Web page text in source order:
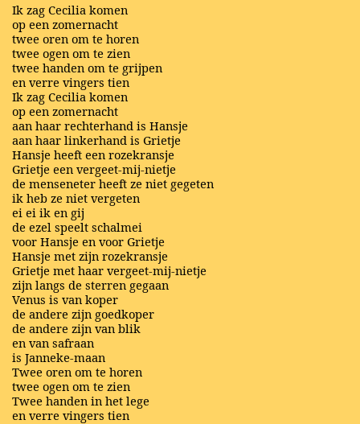
Ik zag Cecilia komen
op een zomernacht
twee oren om te horen
twee ogen om te zien
twee handen om te grijpen
en verre vingers tien
Ik zag Cecilia komen
op een zomernacht
aan haar rechterhand is Hansje
aan haar linkerhand is Grietje
Hansje heeft een rozekransje
Grietje een vergeet-mij-nietje
de menseneter heeft ze niet gegeten
ik heb ze niet vergeten
ei ei ik en gij
de ezel speelt schalmei
voor Hansje en voor Grietje
Hansje met zijn rozekransje
Grietje met haar vergeet-mij-nietje
zijn langs de sterren gegaan
Venus is van koper
de andere zijn goedkoper
de andere zijn van blik
en van safraan
is Janneke-maan
Twee oren om te horen
twee ogen om te zien
Twee handen in het lege
en verre vingers tien